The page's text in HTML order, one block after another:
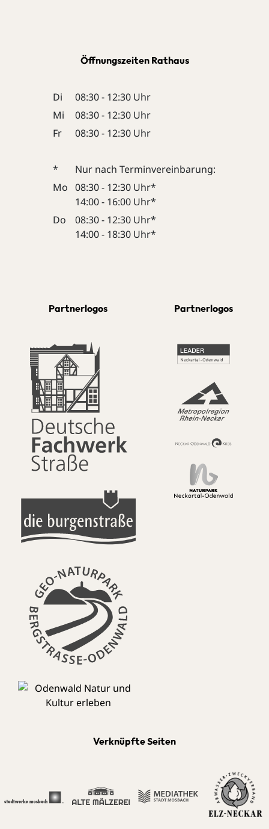
Öffnungszeiten Rathaus
Di
08:30 - 12:30 Uhr
Mi
08:30 - 12:30 Uhr
Fr
08:30 - 12:30 Uhr
*
Nur nach Terminvereinbarung:
Mo 08:30 - 12:30 Uhr*
14:00 - 16:00 Uhr*
Do
08:30 - 12:30 Uhr*
14:00 - 18:30 Uhr*
Partnerlogos Partnerlogos
Verknüpfte Seiten